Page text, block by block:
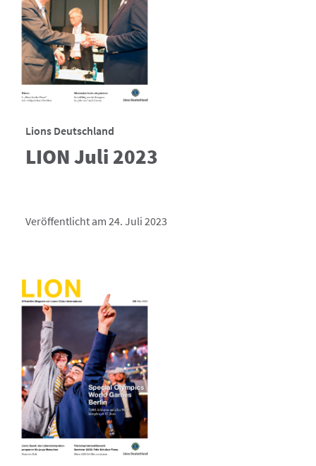
Lions Deutschland
LION Juli 2023
Veröffentlicht am 24. Juli 2023